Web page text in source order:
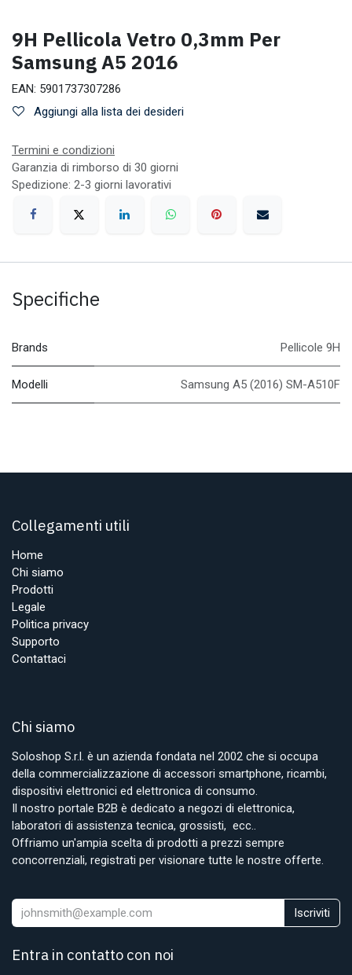
9H Pellicola Vetro 0,3mm Per
Samsung A5 2016
EAN: 5901737307286
Aggiungi alla lista dei desideri
Termini e condizioni
Garanzia di rimborso di 30 giorni
Spedizione: 2-3 giorni lavorativi
Specifiche
Brands Pellicole 9H
Modelli Samsung A5 (2016) SM-A510F
Collegamenti utili
Home
Chi siamo
Prodotti
Legale
Politica privacy
Supporto
Contattaci
Chi siamo
Soloshop S.r.l. è un azienda fondata nel 2002 che si occupa
della commercializzazione di accessori smartphone, ricambi,
dispositivi elettronici ed elettronica di consumo.
Il nostro portale B2B è dedicato a negozi di elettronica,
laboratori di assistenza tecnica, grossisti, ecc..
Offriamo un'ampia scelta di prodotti a prezzi sempre
concorrenziali, registrati per visionare tutte le nostre offerte.
Iscriviti
Entra in contatto con noi